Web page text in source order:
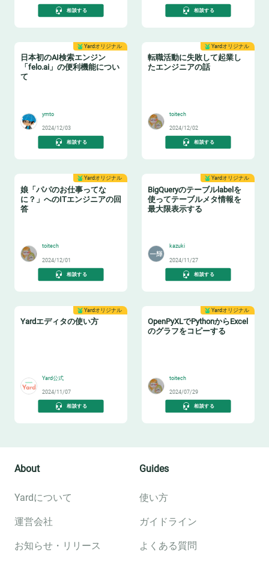
相談する 相談する
Yardオリジナル
日本初のAI検索エンジン
「felo.ai」の便利機能につい
て
ymto
2024/12/03
相談する
Yardオリジナル
転職活動に失敗して起業し
たエンジニアの話
toitech
2024/12/02
相談する
Yardオリジナル
娘「パパのお仕事ってな
に？」へのITエンジニアの回
答
toitech
2024/12/01
相談する
Yardオリジナル
BigQueryのテーブルlabelを
使ってテーブルメタ情報を
最大限表示する
kazuki
2024/11/27
相談する
Yardオリジナル
Yardエディタの使い方
Yard公式
2024/11/07
相談する
Yardオリジナル
OpenPyXLでPythonからExcel
のグラフをコピーする
toitech
2024/07/29
相談する
About
Yardについて
運営会社
お知らせ・リリース
Guides
使い方
ガイドライン
よくある質問